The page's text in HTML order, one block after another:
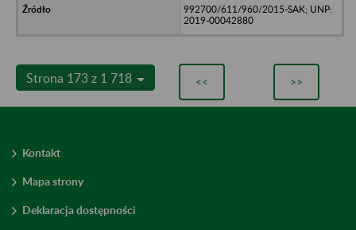
992700/611/960/2015-SAK; UNP:
2019-00042880
Strona 173 z 1 718 << >>
Kontakt
Mapa strony
Deklaracja dostępności